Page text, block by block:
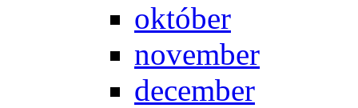
ok­tó­ber
no­vem­ber
de­cem­ber